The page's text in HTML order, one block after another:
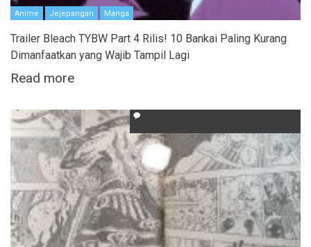
Anime Jejepangan Manga
Trailer Bleach TYBW Part 4 Rilis! 10 Bankai Paling Kurang
Dimanfaatkan yang Wajib Tampil Lagi
Read more